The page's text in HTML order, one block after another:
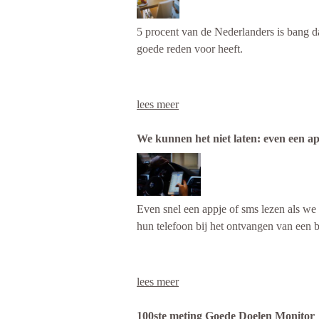
een blauw overhemd op een rode
stelt 60 procent namelijk dat ze hem of
Lees het hele artikel op metronieuws.nl
Bent u ook geïnteresseerd in
5 procent van de Nederlanders is bang
goede reden voor heeft.
samengeknepen billen dat de
Dat blijkt uit onderzoek van
lees meer
We kunnen het niet laten: even een
Even snel een appje of sms lezen als
hun telefoon bij het ontvangen van een
lees meer
100ste meting Goede Doelen Monitor